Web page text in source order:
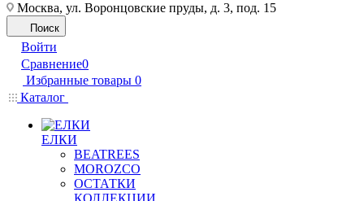
Москва, ул. Воронцовские пруды, д. 3, под. 15
Поиск
Войти
Сравнение0
Избранные товары 0
Каталог
ЕЛКИ
BEATREES
MOROZCO
ОСТАТКИ
КОЛЛЕКЦИИ